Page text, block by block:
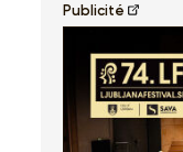
Publicité